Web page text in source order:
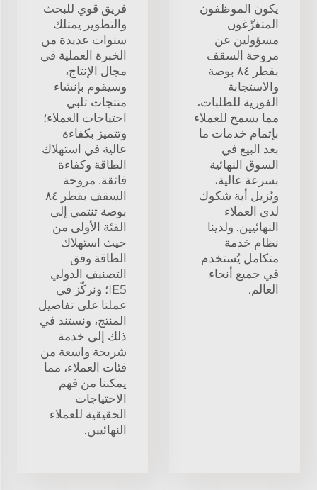
يكون الموظفون
المتفرِّغون
مسؤولين عن
مروحة السقف
بقطر ٨٤ بوصة
والاستجابة
الفورية للطلبات،
مما يسمح للعملاء
بإتمام خدمات ما
بعد البيع في
السوق النهائية
بسرعة عالية،
ويُزيل أية شكوك
لدى العملاء
النهائيين. ولدينا
نظام خدمة
متكامل يُستخدم
في جميع أنحاء
العالم.
فريق قوي للبحث
والتطوير يمتلك
سنوات عديدة من
الخبرة العملية في
مجال الإنتاج،
وسيقوم بإنشاء
منتجات تلبي
احتياجات العملاء؛
وتتميز بكفاءة
عالية في استهلاك
الطاقة وكفاءة
فائقة. مروحة
السقف بقطر ٨٤
بوصة تنتمي إلى
الفئة الأولى من
حيث استهلاك
الطاقة وفق
التصنيف الدولي
IE5؛ ونركّز في
عملنا على تفاصيل
المنتج، ونستند في
ذلك إلى خدمة
شريحة واسعة من
فئات العملاء، مما
يمكننا من فهم
الاحتياجات
الحقيقية للعملاء
النهائيين.